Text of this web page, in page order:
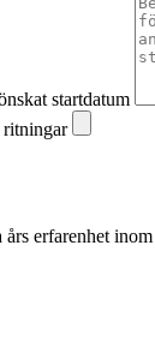
startdatum
ritningar
erfarenhet